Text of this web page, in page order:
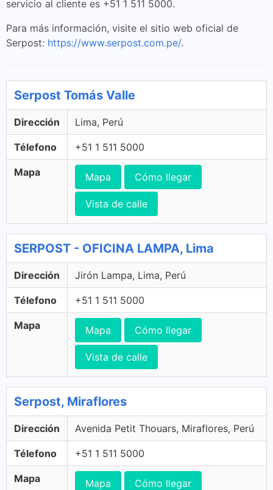
servicio al cliente es +51 1 511 5000.
Para más información, visite el sitio web oficial de
Serpost: https://www.serpost.com.pe/.
Serpost Tomás Valle
Dirección Lima, Perú
Télefono +51 1 511 5000
Mapa Mapa Cómo llegar
Vista de calle
SERPOST - OFICINA LAMPA, Lima
Dirección Jirón Lampa, Lima, Perú
Télefono +51 1 511 5000
Mapa Mapa Cómo llegar
Vista de calle
Serpost, Miraflores
Dirección Avenida Petit Thouars, Miraflores, Perú
Télefono +51 1 511 5000
Mapa Mapa Cómo llegar